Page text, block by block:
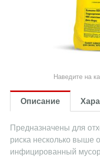
Наведите на
Описание
Предназначены для
риска несколько выше
инфицированный